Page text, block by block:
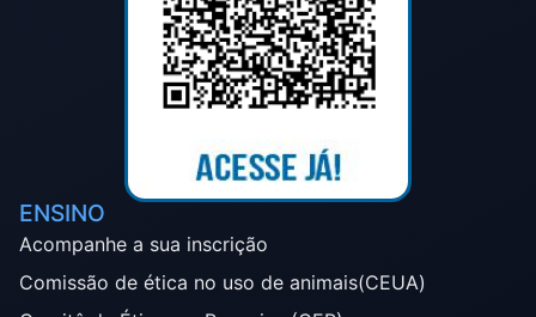
ENSINO
Acompanhe a sua inscrição
Comissão de ética no uso de animais(CEUA)